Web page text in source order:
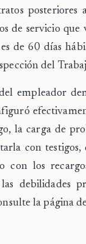
de servicio
de60 días
del
empleador
la carga de
con
con los
debilidades
la página